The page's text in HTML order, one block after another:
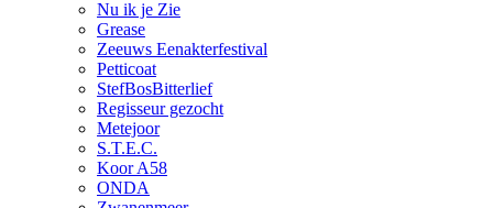
Nu ik je Zie
Grease
Zeeuws Eenakterfestival
Petticoat
StefBosBitterlief
Regisseur gezocht
Metejoor
S.T.E.C.
Koor A58
ONDA